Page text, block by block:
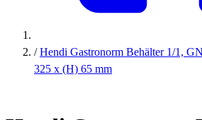
/ Hendi Gastronorm Behälter 1/1,
325 x (H) 65 mm